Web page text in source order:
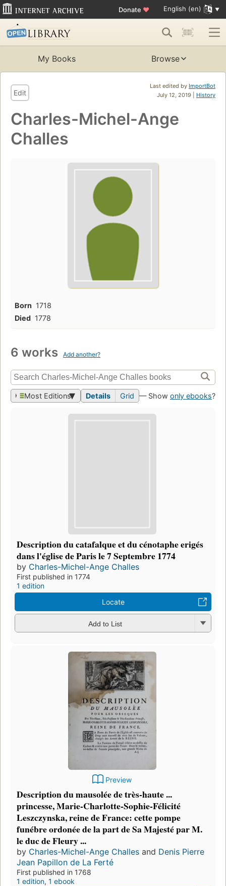
Donate ♥ English (en)
My Books Browse
Last edited by ImportBot
July 12, 2019 | History
Edit
Charles-Michel-Ange
Challes
Born 1718
Died 1778
6 works Add another?
Most Editions Details Grid — Show only ebooks?
Description du catafalque et du cénotaphe erigés
dans l'église de Paris le 7 Septembre 1774
by Charles-Michel-Ange Challes
First published in 1774
1 edition
Locate
Add to List
Preview
Description du mausolée de très-haute ...
princesse, Marie-Charlotte-Sophie-Félicité
Leszczynska, reine de France: cette pompe
funébre ordonée de la part de Sa Majesté par M.
le duc de Fleury ...
by Charles-Michel-Ange Challes and Denis Pierre
Jean Papillon de La Ferté
First published in 1768
1 edition, 1 ebook